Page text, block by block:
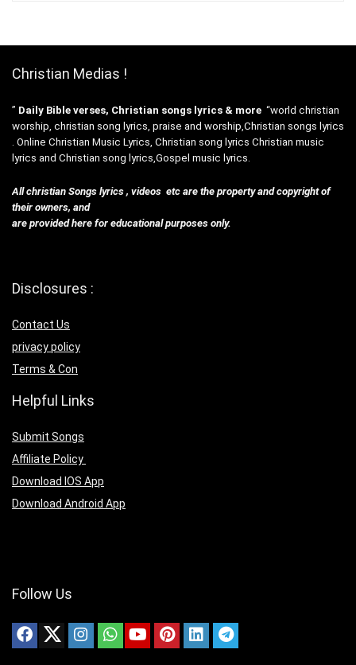
Christian Medias !
” Daily Bible verses, Christian songs lyrics & more “world christian
worship, christian song lyrics, praise and worship,Christian songs lyrics
. Online Christian Music Lyrics, Christian song lyrics Christian music
lyrics and Christian song lyrics,Gospel music lyrics.
All christian Songs lyrics , videos etc are the property and copyright of
their owners, and
are provided here for educational purposes only.
Disclosures :
Contact Us
privacy policy
Terms & Con
Helpful Links
Submit Songs
Affiliate Policy
Download IOS App
Download Android App
Follow Us